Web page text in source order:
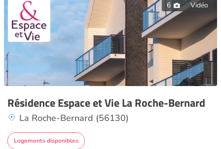
6 Vidéo
Résidence Espace et Vie La Roche-Bernard
La Roche-Bernard (56130)
Logements disponibles